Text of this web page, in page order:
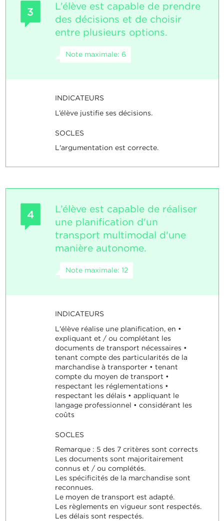
3
L’élève est capable de prendre
des décisions et de choisir
entre plusieurs options.
Note maximale: 6
INDICATEURS
L’élève justifie ses décisions.
SOCLES
L'argumentation est correcte.
4
L’élève est capable de réaliser
une planification d'un
transport multimodal d'une
manière autonome.
Note maximale: 12
INDICATEURS
L'élève réalise une planification, en •
expliquant et / ou complétant les
documents de transport nécessaires •
tenant compte des particularités de la
marchandise à transporter • tenant
compte du moyen de transport •
respectant les réglementations •
respectant les délais • appliquant le
langage professionnel • considérant les
coûts
SOCLES
Remarque : 5 des 7 critères sont corrects
Les documents sont majoritairement
connus et / ou complétés.
Les spécificités de la marchandise sont
reconnues.
Le moyen de transport est adapté.
Les règlements en vigueur sont respectés.
Les délais sont respectés.